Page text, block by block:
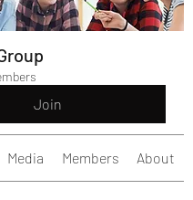
Join
Media Members About